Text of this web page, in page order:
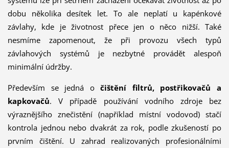
dobu několika desítek let. To ale neplatí u kapén­kové
závlahy, kde je životnost pře­ce jen o něco nižší. Také
nesmíme zapomenout, že při provozu všech typů
závlahových systémů je nezbytné provádět alespoň
minimální údržby.
Především se jedná očištění filtrů, postřikovačů a
kapkovačů. V pří­padě používání vodního zdroje bez
výraznějšího znečistění (například místní vodovod) stačí
kontrola jednou nebo dvakrát za rok, podle zkušeností po
prvním čištění. U zahrad realizovaných profesionálními